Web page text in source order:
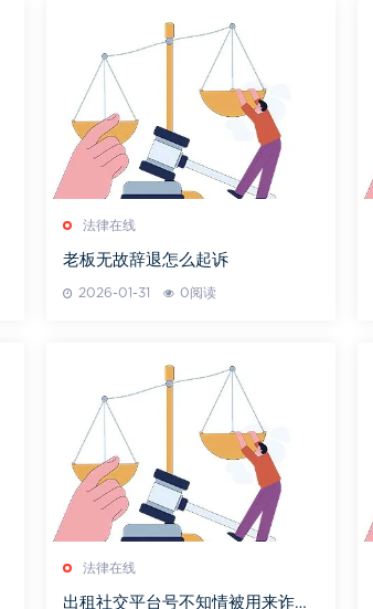
法律在线
老板无故辞退怎么起诉
2026-01-31 0阅读
法律在线
出租社交平台号不知情被用来诈骗